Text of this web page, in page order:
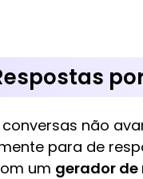
conversas não
para de
um gerador